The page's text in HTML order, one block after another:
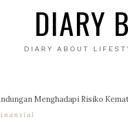
DIARY
DIARY ABOUT
Menghadapi Risiko